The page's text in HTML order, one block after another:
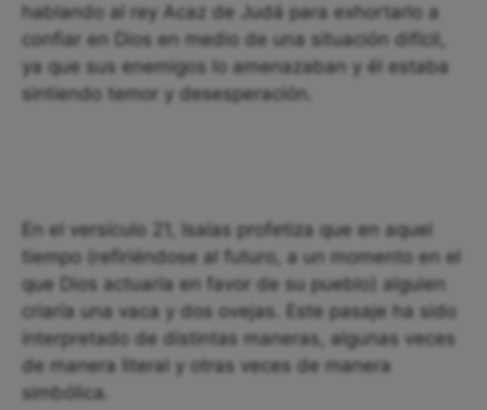
hablando al rey Acaz de Judá para exhortarlo a
confiar en Dios en medio de una situación difícil,
ya que sus enemigos lo amenazaban y él estaba
sintiendo temor y desesperación.
En el versículo 21, Isaías profetiza que en aquel
tiempo (refiriéndose al futuro, a un momento en el
que Dios actuaría en favor de su pueblo) alguien
criaría una vaca y dos ovejas. Este pasaje ha sido
interpretado de distintas maneras, algunas veces
de manera literal y otras veces de manera
simbólica.